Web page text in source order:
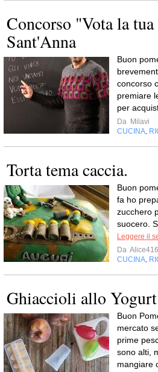
Concorso "Vota la
Sant'Anna
Buon
concorso
premiare
per
Da Milavi
CUCINA
Torta tema caccia.
Buon
fa ho
zucchero
suocero.
Leggere il
Da
CUCINA
Ghiaccioli allo Yogurt
Buon
mercato
prime
sono alti,
mangiare